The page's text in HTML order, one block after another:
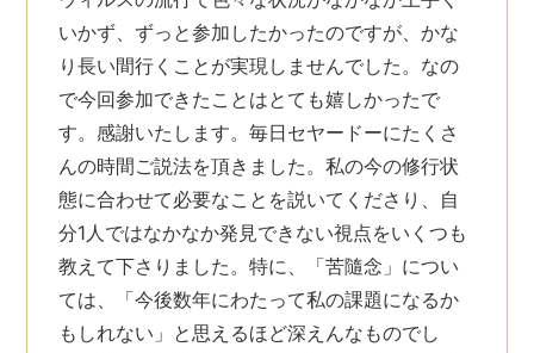
いかず、ずっと参加したかったのですが、かな
り長い間行くことが実現しませんでした。なの
で今回参加できたことはとても嬉しかったで
す。感謝いたします。毎日セヤードーにたくさ
んの時間ご説法を頂きました。私の今の修行状
態に合わせて必要なことを説いてくださり、自
分1人ではなかなか発見できない視点をいくつも
教えて下さりました。特に、「苦隨念」につい
ては、「今後数年にわたって私の課題になるか
もしれない」と思えるほど深えんなものでし